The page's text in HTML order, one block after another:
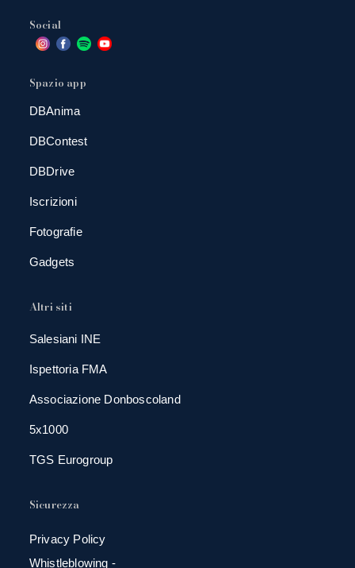
Social
Spazio app
DBAnima
DBContest
DBDrive
Iscrizioni
Fotografie
Gadgets
Altri siti
Salesiani INE
Ispettoria FMA
Associazione Donboscoland
5x1000
TGS Eurogroup
Sicurezza
Privacy Policy
Whistleblowing -